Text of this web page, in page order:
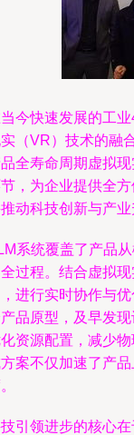
今快速发展的工
（VR）技术的融
全寿命周期虚拟
，为企业提供全
动科技创新与产业
系统覆盖了产品
过程。结合虚拟
进行实时协作与
品原型，及早发
资源配置，减少
案不仅加速了产
引领进步的核心